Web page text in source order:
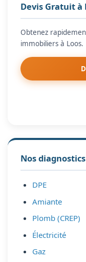
Devis Gratuit à
Obtenez
immobiliers à Loos.
Nos diagnostics
DPE
Amiante
Plomb (CREP)
Électricité
Gaz